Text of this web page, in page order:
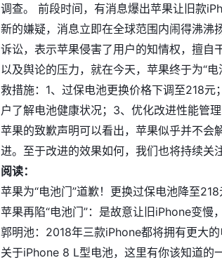
调查。 前段时间，有消息爆出苹果让旧款
新的嫌疑，消息立即在全球范围内闹得沸沸
诉讼，表示苹果侵害了用户的知情权，擅自
以及舆论的压力，就在今天， 苹果终于为“
救措施：1、过保电池更换价格下调至218
户了解电池健康状况；3、优化改进性能管
苹果的致歉声明可以看出，苹果似乎并不会
进。至于改进的效果如何，我们也将持续关
阅读：
苹果为“电池门”道歉！更换过保电池降至218
苹果再陷“电池门”：是故意让旧iPhone变慢
郭明池：2018年三款iPhone都将拥有更大
关于iPhone 8 L型电池，这里有你该知道的